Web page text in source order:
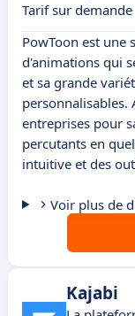
Tarif sur demande
PowToon est une
d'animations qui
et sa grande
personnalisables.
entreprises pour
percutants en
intuitive et des
Voir plus de
Kajabi